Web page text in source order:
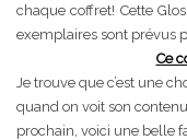
chaque coffret! Cette
exemplaires sont prévus
Ce
Je trouve que c’est une
quand on voit son
prochain, voici une belle